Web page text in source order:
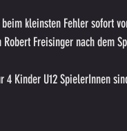
kleinsten Fehler sofort
Freisinger nach dem
4 Kinder U12 SpielerInnen